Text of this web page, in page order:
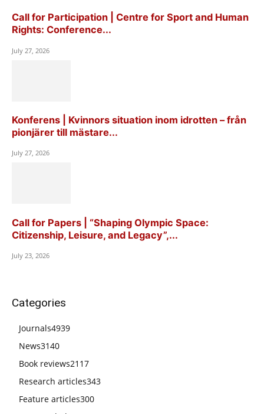
Call for Participation | Centre for Sport and Human
Rights: Conference...
July 27, 2026
Konferens | Kvinnors situation inom idrotten – från
pionjärer till mästare...
July 27, 2026
Call for Papers | “Shaping Olympic Space:
Citizenship, Leisure, and Legacy”,...
July 23, 2026
Categories
Journals4939
News3140
Book reviews2117
Research articles343
Feature articles300